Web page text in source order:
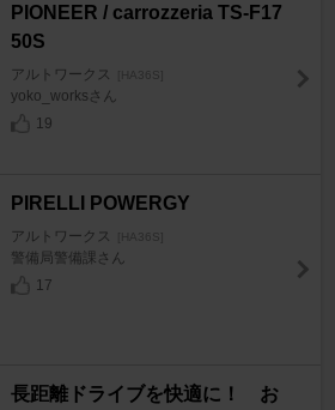
PIONEER / carrozzeria TS-F17
50S
アルトワークス [HA36S]
yoko_worksさん
19
PIRELLI POWERGY
アルトワークス [HA36S]
警備局警備課さん
17
長距離ドライブを快適に！ お